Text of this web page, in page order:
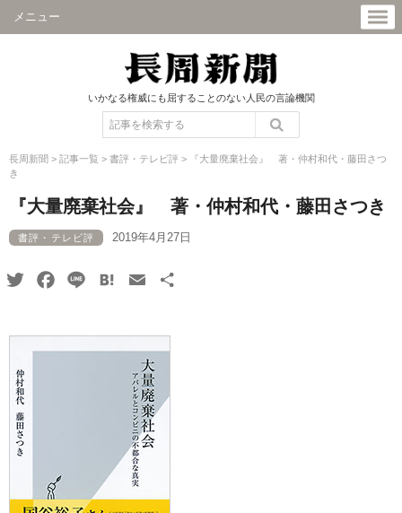
メニュー
いかなる権威にも屈することのない人民の言論機関
長周新聞 > 記事一覧 > 書評・テレビ評 >
『大量廃棄社会』 著・仲村和代・藤田さつ
き
『大量廃棄社会』 著・仲村和代・藤田さつき
書評・テレビ評 2019年4月27日
TwitterFacebook
Line HatenaEmail